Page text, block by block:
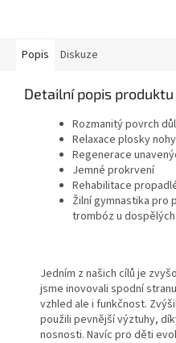
Popis Diskuze
Detailní popis produktu
Rozmanitý povrch
Relaxace plosky nohy
Regenerace
Jemné prokrvení
Rehabilitace
Žilní gymnastika pro
trombóz u dospělých
Jedním z našich cílů je
jsme inovovali spodní
vzhled ale i funkčnost.
použili pevnější výztuhy,
nosnosti. Navíc pro děti